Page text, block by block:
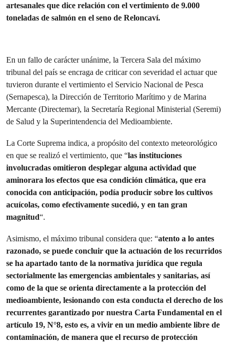
artesanales que dice relación con el vertimiento de 9.000
toneladas de salmón en el seno de Reloncaví.
En un fallo de carácter unánime, la Tercera Sala del máximo
tribunal del país se encraga de criticar con severidad el actuar que
tuvieron durante el vertimiento el Servicio Nacional de Pesca
(Sernapesca), la Dirección de Territorio Marítimo y de Marina
Mercante (Directemar), la Secretaría Regional Ministerial (Seremi)
de Salud y la Superintendencia del Medioambiente.
La Corte Suprema indica, a propósito del contexto meteorológico
en que se realizó el vertimiento, que “las instituciones
involucradas omitieron desplegar alguna actividad que
aminorara los efectos que esa condición climática, que era
conocida con anticipación, podía producir sobre los cultivos
acuícolas, como efectivamente sucedió, y en tan gran
magnitud“.
Asimismo, el máximo tribunal considera que: “atento a lo antes
razonado, se puede concluir que la actuación de los recurridos
se ha apartado tanto de la normativa jurídica que regula
sectorialmente las emergencias ambientales y sanitarias, así
como de la que se orienta directamente a la protección del
medioambiente, lesionando con esta conducta el derecho de los
recurrentes garantizado por nuestra Carta Fundamental en el
artículo 19, N°8, esto es, a vivir en un medio ambiente libre de
contaminación, de manera que el recurso de protección